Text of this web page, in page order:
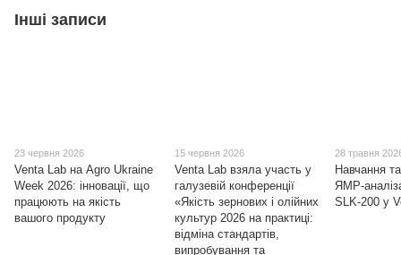
Інші записи
23 червня 2026
Venta Lab на Agro Ukraine
Week 2026: інновації, що
працюють на якість
вашого продукту
15 червня 2026
Venta Lab взяла участь у
галузевій конференції
«Якість зернових і олійних
культур 2026 на практиці:
відміна стандартів,
випробування та
28 травня
Навчання
ЯМР-
SLK-200 у